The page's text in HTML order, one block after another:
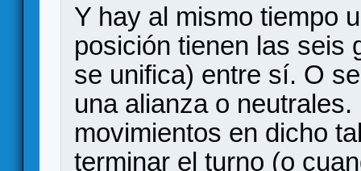
Y hay al mismo tiempo
posición tienen las seis
se unifica) entre sí. O
una alianza o
movimientos en dicho
terminar el turno (o